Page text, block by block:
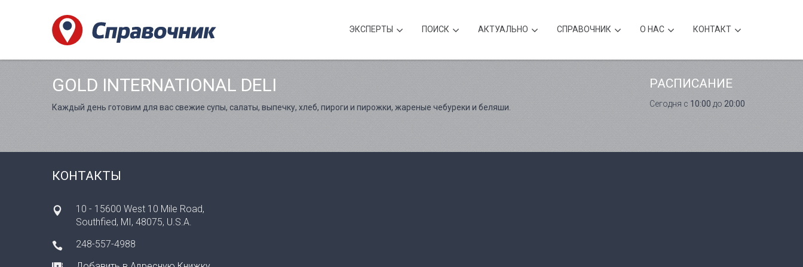
ЭКСПЕРТЫ ПОИСК АКТУАЛЬНО CПРАВОЧНИК О НАС КОНТАКТ
GOLD INTERNATIONAL DELI
Каждый день готовим для вас свежие супы, салаты, выпечку, хлеб, пироги и пирожки, жареные чебуреки и беляши.
РАСПИСАНИЕ
Сегодня с 10:00 до 20:00
КОНТАКТЫ
10 - 15600 West 10 Mile Road,
Southfied, MI, 48075, U.S.A.
248-557-4988